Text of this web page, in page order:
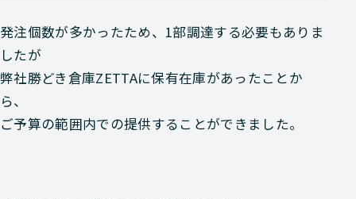
発注個数が多かったため、1部調達する必要もありま
したが
弊社勝どき倉庫ZETTAに保有在庫があったことか
ら、
ご予算の範囲内での提供することができました。